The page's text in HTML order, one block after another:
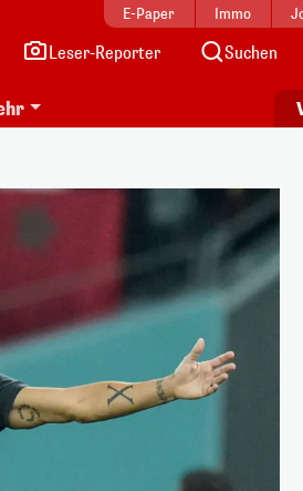
E-Paper Immo
Leser-Reporter Suchen